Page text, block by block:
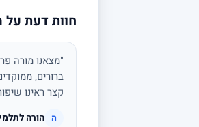
חוות דעת על
"מצאנו מורה
ברורים,
קצר ראינו
ה הורה